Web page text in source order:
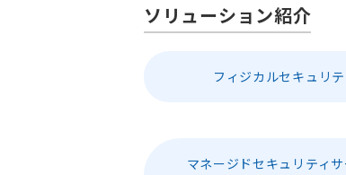
ソリューション紹介
フィジカルセキュリテ
マネージドセキュリティ